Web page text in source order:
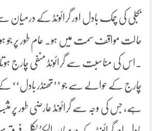
بجلی کی چمک بادل اور گرائونڈ کے درمیان
حالت مواقف سمت میں ہو۔ عام طور پر جو
۔اس کی مناسبت سے گرائونڈ منفی چارج
چارج کے حوالے سے جو ’’تھنڈر بادل‘‘
ہے، جس کی وجہ سے گرائونڈ عارضی طور پر